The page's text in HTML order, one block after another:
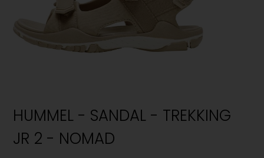
HUMMEL - SANDAL - TREKKING
JR 2 - NOMAD